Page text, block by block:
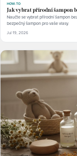
HOW-TO
Jak vybrat přírodní šampon
Naučte se vybrat přírodní šampon
bezpečný šampon pro vaše vlasy.
Jul 19, 2026